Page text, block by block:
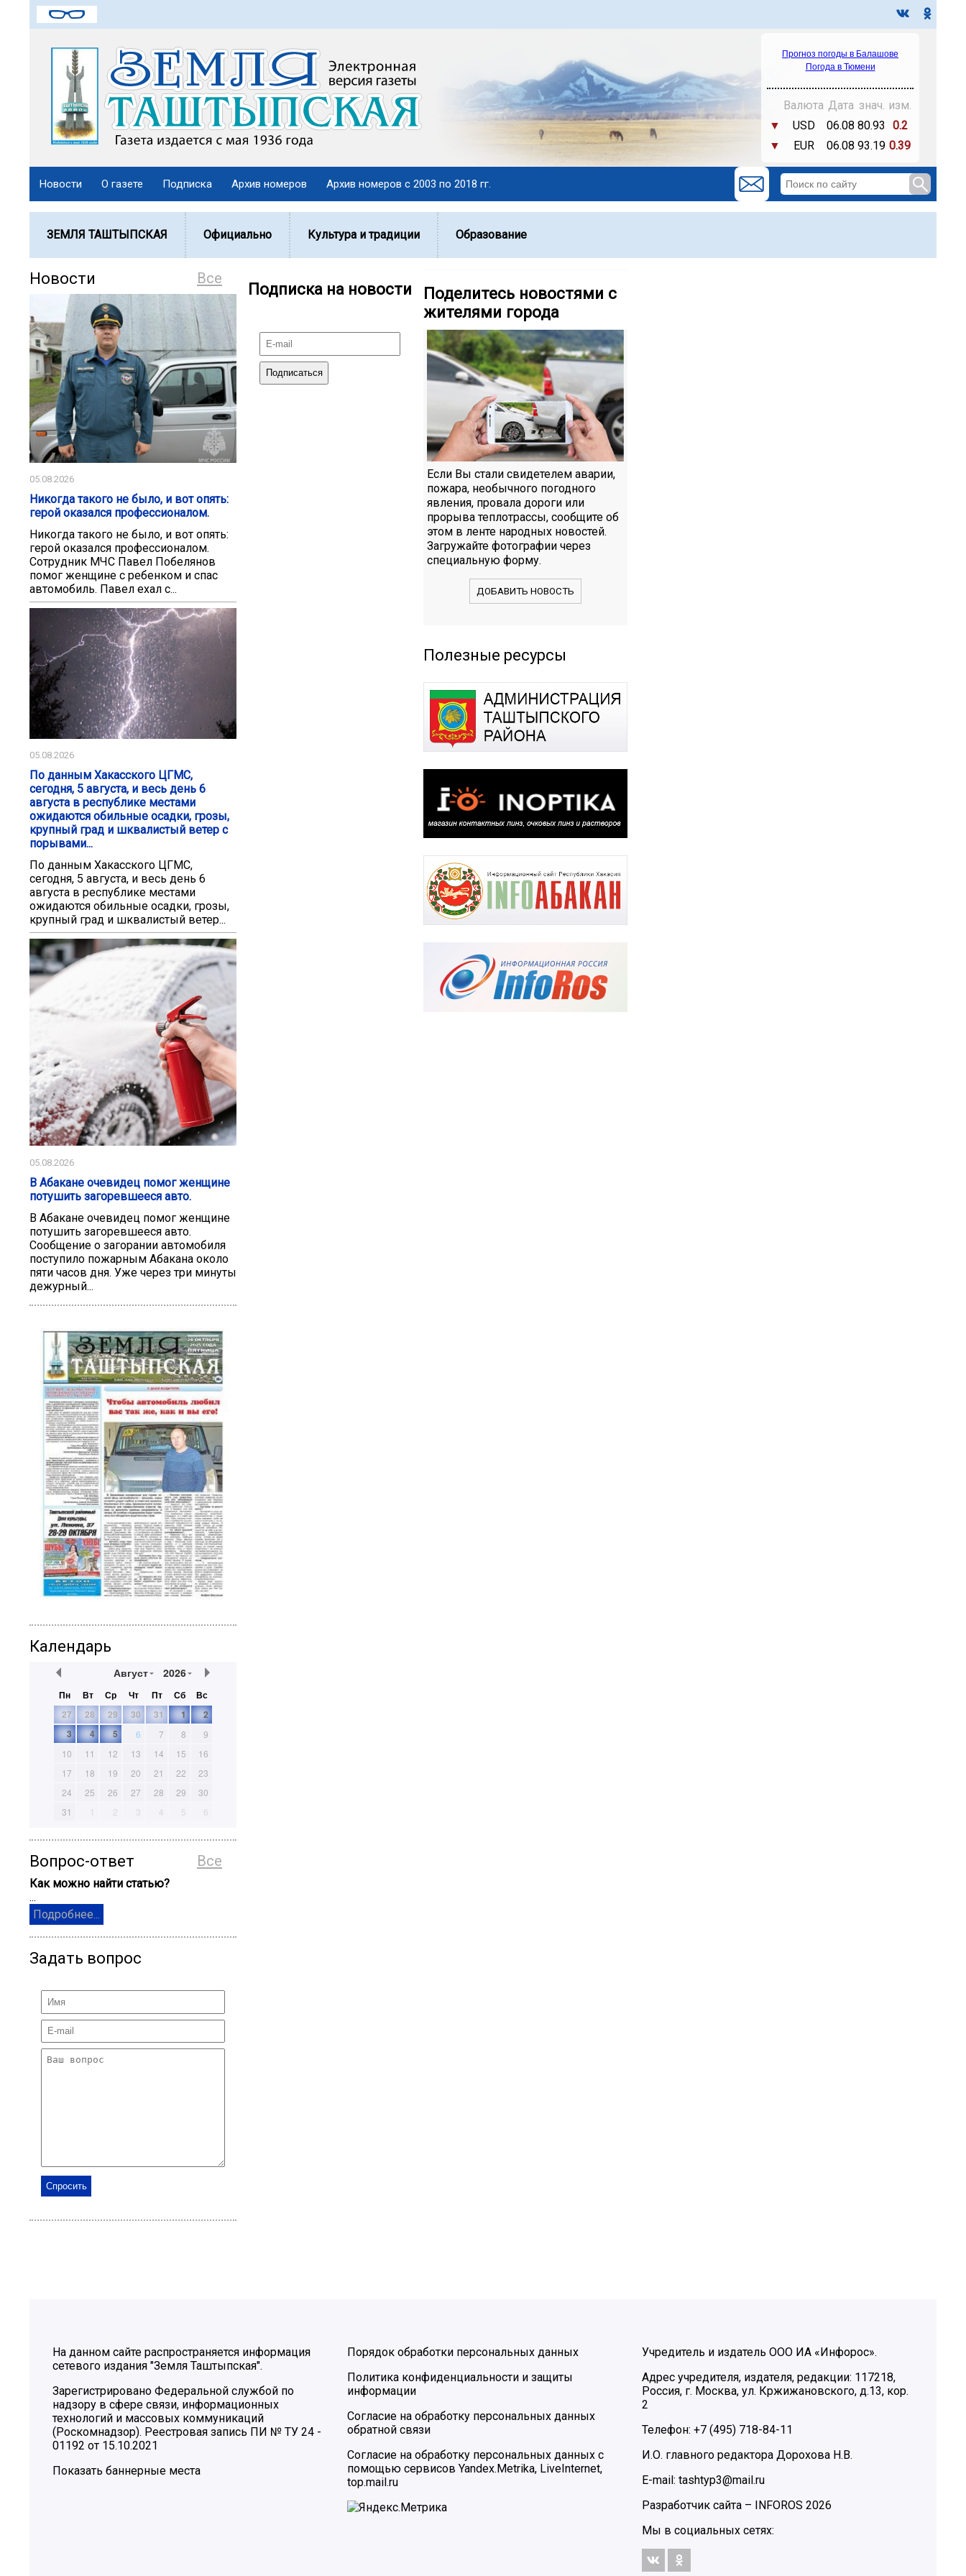
Прогноз погоды в Балашове
Погода в Тюмени
Валюта Дата знач. изм.
▼
USD 06.08 80.93
0.2
▼
EUR 06.08 93.19 0.39
Новости О газете Подписка Архив номеров Архив номеров с 2003 по 2018 гг.
ЗЕМЛЯ ТАШТЫПСКАЯ Официально Культура и традиции Образование
Все
Новости
05.08.2026
Никогда такого не было, и вот опять:
герой оказался профессионалом.
Никогда такого не было, и вот опять:
герой оказался профессионалом.
Сотрудник МЧС Павел Побелянов
помог женщине с ребенком и спас
автомобиль. Павел ехал с...
05.08.2026
По данным Хакасского ЦГМС,
сегодня, 5 августа, и весь день 6
августа в республике местами
ожидаются обильные осадки, грозы,
крупный град и шквалистый ветер с
порывами...
По данным Хакасского ЦГМС,
сегодня, 5 августа, и весь день 6
августа в республике местами
ожидаются обильные осадки, грозы,
крупный град и шквалистый ветер...
05.08.2026
В Абакане очевидец помог женщине
потушить загоревшееся авто.
В Абакане очевидец помог женщине
потушить загоревшееся авто.
Сообщение о загорании автомобиля
поступило пожарным Абакана около
пяти часов дня. Уже через три минуты
дежурный...
Календарь
Август 2026
Пн Вт Ср Чт Пт Сб
Вс
27
28 29 30 31 1
2
3
4 5 6 7 8
9
10
11 12 13 14 15
16
17
18 19 20 21 22
23
24
25 26 27 28 29
30
31
1 2 3 4 5 6
Все
Вопрос-ответ
Как можно найти статью?
...
Подробнее...
Задать вопрос
Подписка на новости
Поделитесь новостями с
жителями города
Если Вы стали свидетелем аварии,
пожара, необычного погодного
явления, провала дороги или
прорыва теплотрассы, сообщите об
этом в ленте народных новостей.
Загружайте фотографии через
специальную форму.
ДОБАВИТЬ НОВОСТЬ
Полезные ресурсы
На данном сайте распространяется информация
сетевого издания "Земля Таштыпская".
Зарегистрировано Федеральной службой по
надзору в сфере связи, информационных
технологий и массовых коммуникаций
(Роскомнадзор). Реестровая запись ПИ № ТУ 24 -
01192 от 15.10.2021
Показать баннерные места
Порядок обработки персональных данных
Политика конфиденциальности и защиты
информации
Согласие на обработку персональных данных
обратной связи
Согласие на обработку персональных данных с
помощью сервисов Yandex.Metrika, LiveInternet,
top.mail.ru
Учредитель и издатель ООО ИА «Инфорос».
Адрес учредителя, издателя, редакции: 117218,
Россия, г. Москва, ул. Кржижановского, д.13, кор.
2
Телефон: +7 (495) 718-84-11
И.О. главного редактора Дорохова Н.В.
E-mail: tashtyp3@mail.ru
Разработчик сайта – INFOROS 2026
Мы в социальных сетях: